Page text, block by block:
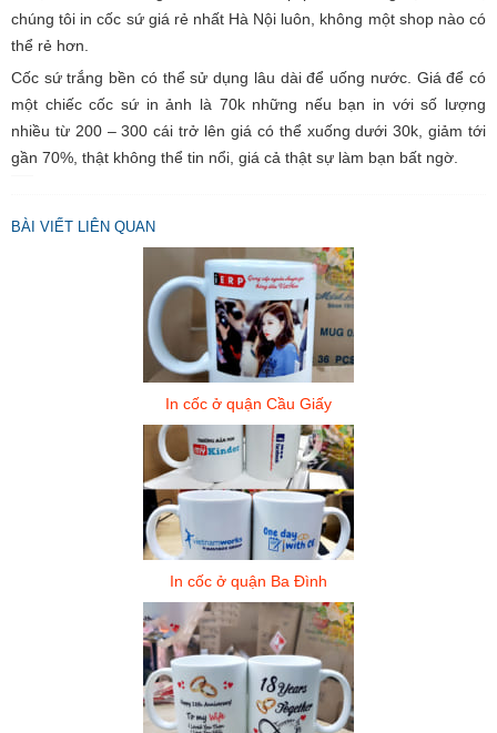
chúng tôi in cốc sứ giá rẻ nhất Hà Nội luôn, không một shop nào có
thể rẻ hơn.
Cốc sứ trắng bền có thể sử dụng lâu dài để uống nước. Giá để có
một chiếc cốc sứ in ảnh là 70k những nếu bạn in với số lượng
nhiều từ 200 – 300 cái trở lên giá có thể xuống dưới 30k, giảm tới
gần 70%, thật không thể tin nổi, giá cả thật sự làm bạn bất ngờ.
BÀI VIẾT LIÊN QUAN
In cốc ở quận Cầu Giấy
In cốc ở quận Ba Đình